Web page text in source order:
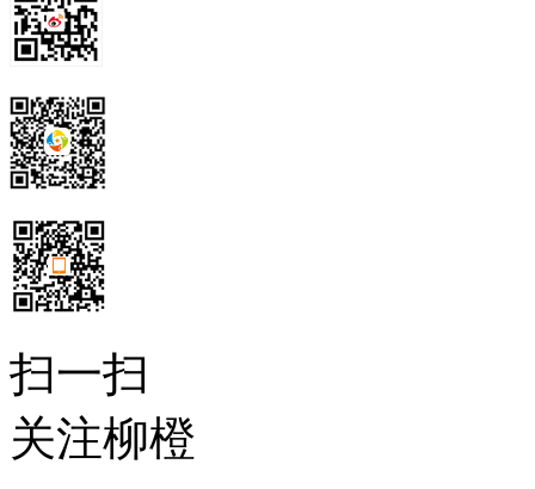
扫一扫
关注柳橙